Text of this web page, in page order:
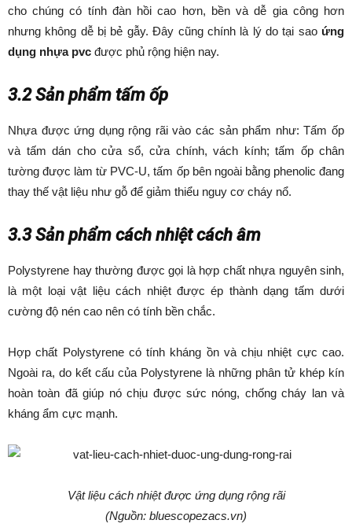
cho chúng có tính đàn hồi cao hơn, bền và dễ gia công hơn
nhưng không dễ bị bẻ gẫy. Đây cũng chính là lý do tại sao ứng
dụng nhựa pvc được phủ rộng hiện nay.
3.2 Sản phẩm tấm ốp
Nhựa được ứng dụng rộng rãi vào các sản phẩm như: Tấm ốp
và tấm dán cho cửa sổ, cửa chính, vách kính; tấm ốp chân
tường được làm từ PVC-U, tấm ốp bên ngoài bằng phenolic đang
thay thế vật liệu như gỗ để giảm thiểu nguy cơ cháy nổ.
3.3 Sản phẩm cách nhiệt cách âm
Polystyrene hay thường được gọi là hợp chất nhựa nguyên sinh,
là một loại vật liệu cách nhiệt được ép thành dạng tấm dưới
cường độ nén cao nên có tính bền chắc.
Hợp chất Polystyrene có tính kháng ồn và chịu nhiệt cực cao.
Ngoài ra, do kết cấu của Polystyrene là những phân tử khép kín
hoàn toàn đã giúp nó chịu được sức nóng, chống cháy lan và
kháng ẩm cực mạnh.
Vật liệu cách nhiệt được ứng dụng rộng rãi
(Nguồn: bluescopezacs.vn)